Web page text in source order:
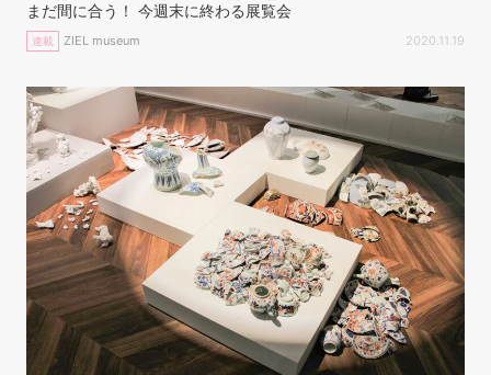
まだ間に合う！ 今週末に終わる展覧会
連載 ZIEL museum 2020.11.19